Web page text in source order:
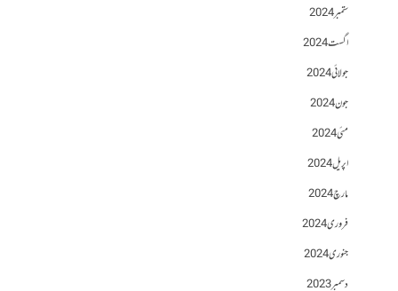
ستمبر 2024
اگست 2024
جولائی 2024
جون 2024
مئی 2024
اپریل 2024
مارچ 2024
فروری 2024
جنوری 2024
دسمبر 2023